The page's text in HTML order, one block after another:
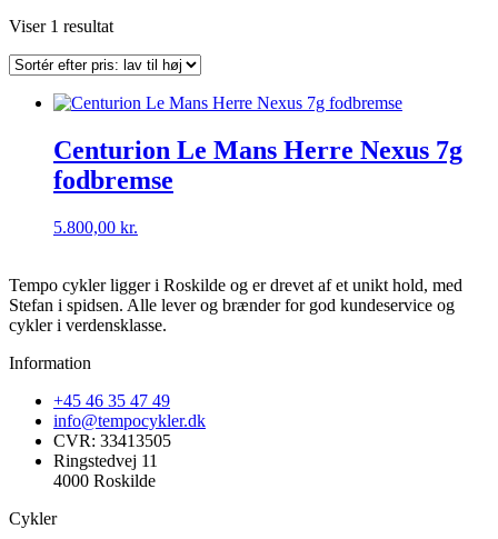
Viser 1 resultat
Centurion Le Mans Herre Nexus 7g
fodbremse
5.800,00 kr.
Tempo cykler ligger i Roskilde og er drevet af et unikt hold, med
Stefan i spidsen. Alle lever og brænder for god kundeservice og
cykler i verdensklasse.
Information
+45 46 35 47 49
info@tempocykler.dk
CVR: 33413505
Ringstedvej 11
4000 Roskilde
Cykler